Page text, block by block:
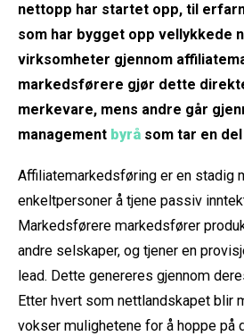
nettopp har startet opp, til
som har bygget opp vellykkede
virksomheter gjennom
markedsførere gjør dette
merkevare, mens andre går
management byrå som tar en
Affiliatemarkedsføring er en stadig
enkeltpersoner å tjene passiv
Markedsførere markedsfører
andre selskaper, og tjener en
lead. Dette genereres gjennom
Etter hvert som nettlandskapet blir
vokser mulighetene for å hoppe på